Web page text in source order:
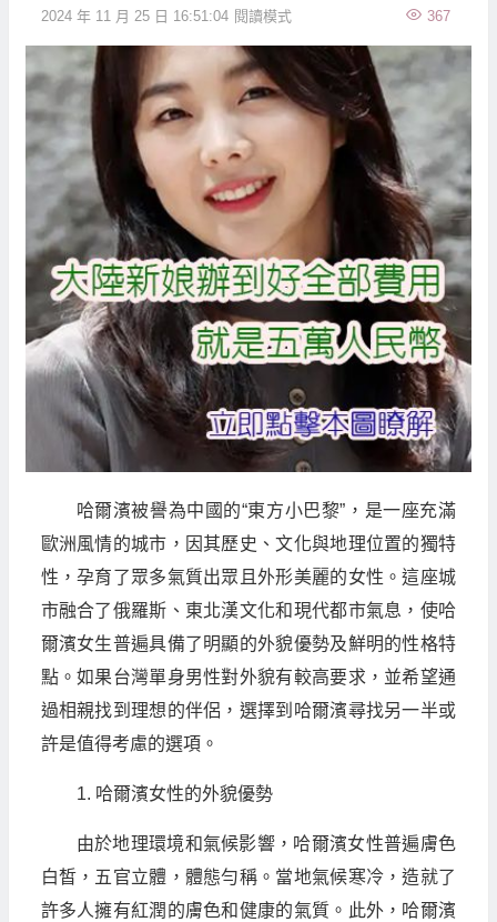
2024 年 11 月 25 日 16:51:04 367
閱讀模式
哈爾濱被譽為中國的“東方小巴黎”，是一座充滿
歐洲風情的城市，因其歷史、文化與地理位置的獨特
性，孕育了眾多氣質出眾且外形美麗的女性。這座城
市融合了俄羅斯、東北漢文化和現代都市氣息，使哈
爾濱女生普遍具備了明顯的外貌優勢及鮮明的性格特
點。如果台灣單身男性對外貌有較高要求，並希望通
過相親找到理想的伴侶，選擇到哈爾濱尋找另一半或
許是值得考慮的選項。
1. 哈爾濱女性的外貌優勢
由於地理環境和氣候影響，哈爾濱女性普遍膚色
白皙，五官立體，體態勻稱。當地氣候寒冷，造就了
許多人擁有紅潤的膚色和健康的氣質。此外，哈爾濱